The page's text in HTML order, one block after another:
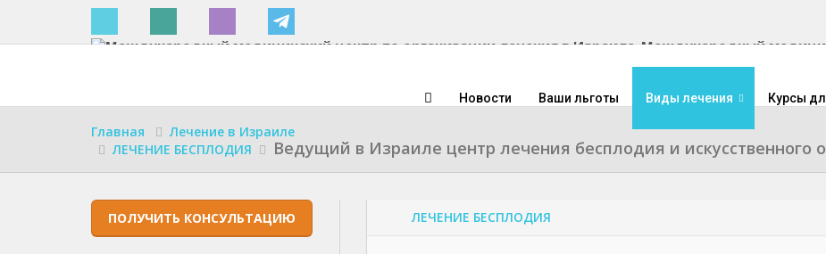
Международный
Новости Ваши льготы Виды лечения Курсы
Главная
Лечение в Израиле
ЛЕЧЕНИЕ БЕСПЛОДИЯ
Ведущий в Израиле центр лечения бесплодия и искусственного
ПОЛУЧИТЬ КОНСУЛЬТАЦИЮ ЛЕЧЕНИЕ БЕСПЛОДИЯ